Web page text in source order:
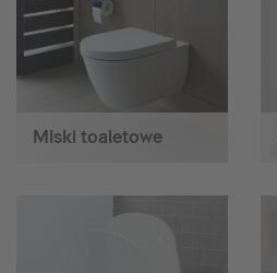
Miski toaletowe